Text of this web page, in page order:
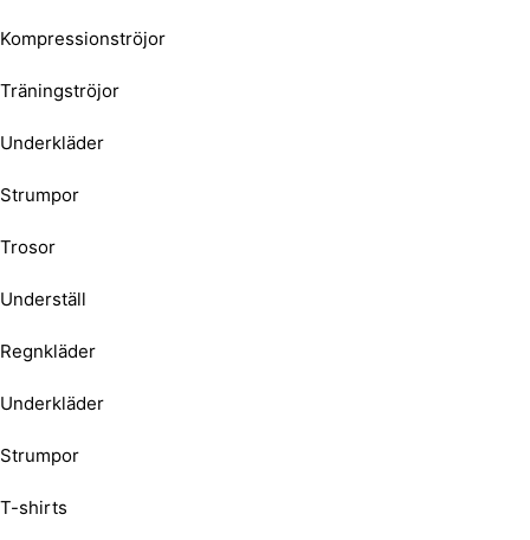
Kompressionströjor
Träningströjor
Underkläder
Strumpor
Trosor
Underställ
Regnkläder
Underkläder
Strumpor
T-shirts